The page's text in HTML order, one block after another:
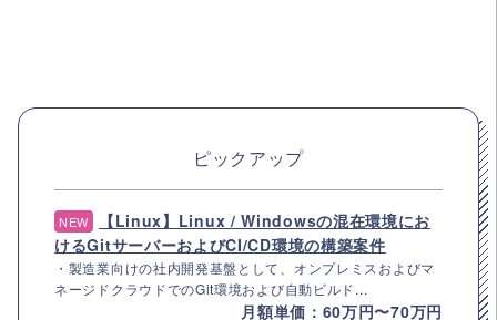
ピックアップ
NEW
【Linux】Linux / Windowsの混在環境にお
けるGitサーバーおよびCI/CD環境の構築案件
・製造業向けの社内開発基盤として、オンプレミスおよびマ
ネージドクラウドでのGit環境および自動ビルド...
月額単価：60万円〜70万円